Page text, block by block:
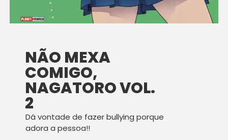
NÃO MEXA
COMIGO,
NAGATORO VOL.
2
Dá vontade de fazer bullying porque
adora a pessoa!!